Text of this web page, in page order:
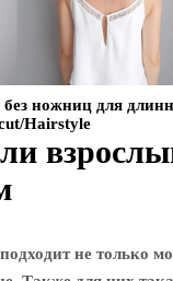
без ножниц для
Hairstyle
не только